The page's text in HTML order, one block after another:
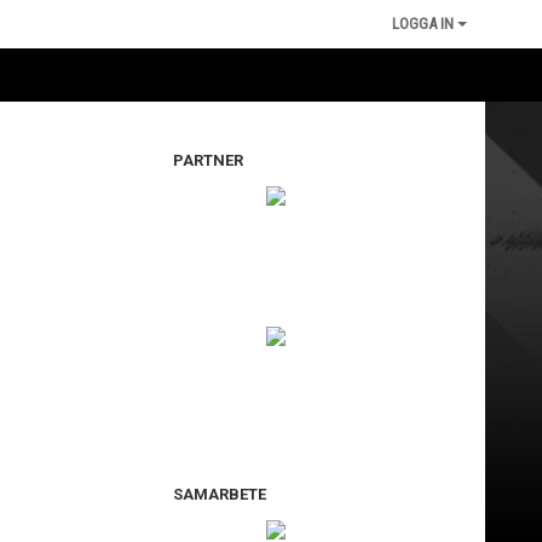
LOGGA IN
PARTNER
SAMARBETE